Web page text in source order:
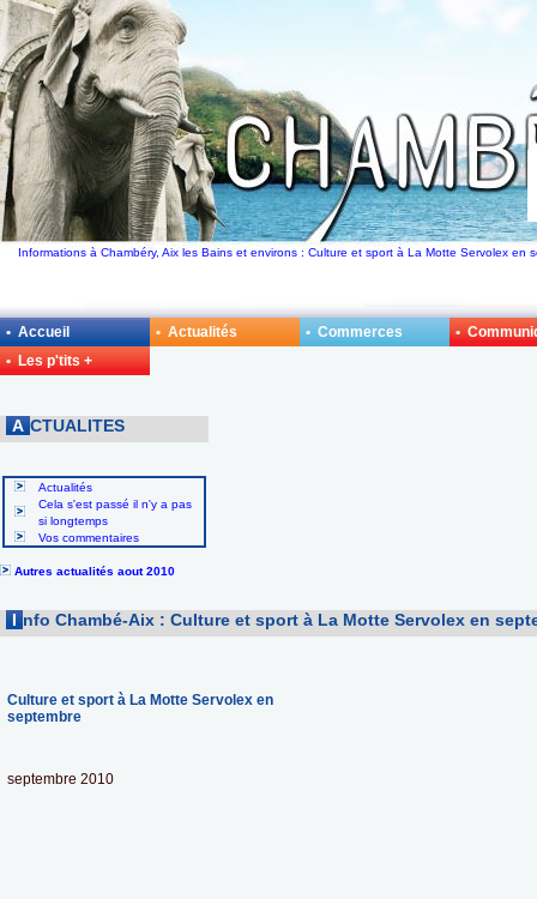
Informations à Chambéry, Aix les Bains et environs : Culture et sport à La Motte Servolex en
A CTUALITES
Actualités
Cela s'est passé il n'y a pas
si longtemps
Vos commentaires
Autres actualités aout 2010
I nfo Chambé-Aix : Culture et sport à La Motte Servolex en
Culture et sport à La Motte Servolex en
septembre
septembre 2010
• Accueil • Actualités • Commerces
•
• Les p'tits +